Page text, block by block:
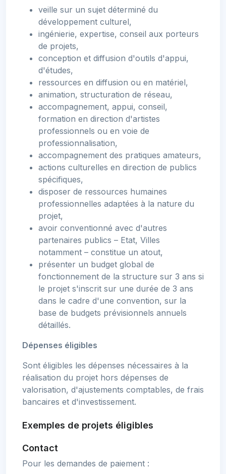
veille sur un sujet déterminé du
développement culturel,
ingénierie, expertise, conseil aux porteurs
de projets,
conception et diffusion d'outils d'appui,
d'études,
ressources en diffusion ou en matériel,
animation, structuration de réseau,
accompagnement, appui, conseil,
formation en direction d'artistes
professionnels ou en voie de
professionnalisation,
accompagnement des pratiques amateurs,
actions culturelles en direction de publics
spécifiques,
disposer de ressources humaines
professionnelles adaptées à la nature du
projet,
avoir conventionné avec d'autres
partenaires publics – Etat, Villes
notamment – constitue un atout,
présenter un budget global de
fonctionnement de la structure sur 3 ans si
le projet s'inscrit sur une durée de 3 ans
dans le cadre d'une convention, sur la
base de budgets prévisionnels annuels
détaillés.
Dépenses éligibles
Sont éligibles les dépenses nécessaires à la
réalisation du projet hors dépenses de
valorisation, d'ajustements comptables, de frais
bancaires et d'investissement.
Exemples de projets éligibles
Contact
Pour les demandes de paiement :